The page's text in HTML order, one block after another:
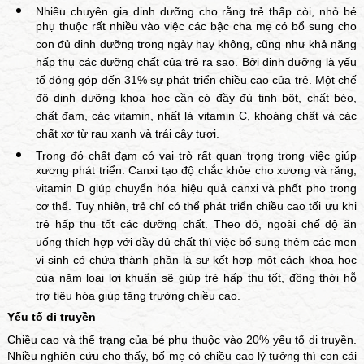
Nhiều chuyên gia dinh dưỡng cho rằng trẻ thấp còi, nhỏ bé
phụ thuộc rất nhiều vào việc các bậc cha mẹ có bổ sung cho
con đủ dinh dưỡng trong ngày hay không, cũng như khả năng
hấp thụ các dưỡng chất của trẻ ra sao. Bởi dinh dưỡng là yếu
tố đóng góp đến 31% sự phát triển chiều cao của trẻ. Một chế
độ dinh dưỡng khoa học cần có đầy đủ tinh bột, chất béo,
chất đạm, các vitamin, nhất là vitamin C, khoáng chất và các
chất xơ từ rau xanh và trái cây tươi.
Trong đó chất đạm có vai trò rất quan trọng trong việc giúp
xương phát triển. Canxi tạo độ chắc khỏe cho xương và răng,
vitamin D giúp chuyển hóa hiệu quả canxi và phốt pho trong
cơ thể. Tuy nhiên, trẻ chỉ có thể phát triển chiều cao tối ưu khi
trẻ hấp thu tốt các dưỡng chất. Theo đó, ngoài chế độ ăn
uống thích hợp với đầy đủ chất thì việc bổ sung thêm các men
vi sinh có chứa thành phần là sự kết hợp một cách khoa học
của năm loại lợi khuẩn sẽ giúp trẻ hấp thụ tốt, đồng thời hỗ
trợ tiêu hóa giúp tăng trưởng chiều cao.
Yếu tố di truyền
Chiều cao và thể trạng của bé phụ thuộc vào 20% yếu tố di truyền.
Nhiều nghiên cứu cho thấy, bố mẹ có chiều cao lý tưởng thì con cái